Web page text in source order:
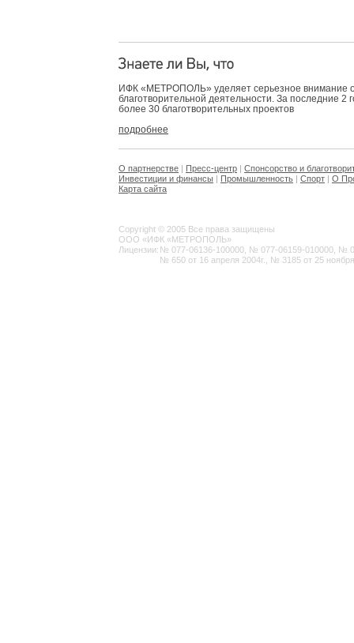
ИФК «МЕТРОПОЛЬ» уделяет серьезное внимание
благотворительной деятельности. За последние 2
более 30 благотворительных проектов
подробнее
О партнерстве | Пресс-центр | Спонсорство и
Инвестиции и финансы | Промышленность | Спорт | О
Карта сайта
Copyright © 2005 Все права защищены
ООО «ИФК «МЕТРОПОЛЬ»
Лицензии: № 077-06136-100000, № 077-06159-010000, №
№ 650 от 16 апреля 2004г., № 3185 от 25